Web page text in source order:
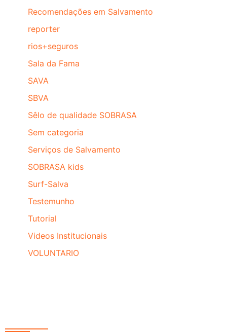
Recomendações em Salvamento
reporter
rios+seguros
Sala da Fama
SAVA
SBVA
Sêlo de qualidade SOBRASA
Sem categoria
Serviços de Salvamento
SOBRASA kids
Surf-Salva
Testemunho
Tutorial
Videos Institucionais
VOLUNTARIO